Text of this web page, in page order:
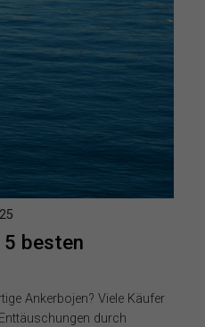
5 besten
Ankerbojen? Viele Käufer
durch